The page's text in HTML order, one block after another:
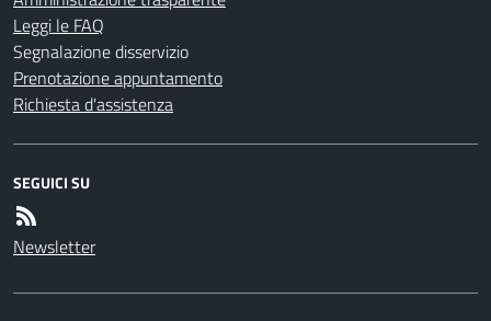
Leggi le FAQ
Segnalazione disservizio
Prenotazione appuntamento
Richiesta d'assistenza
SEGUICI SU
Newsletter